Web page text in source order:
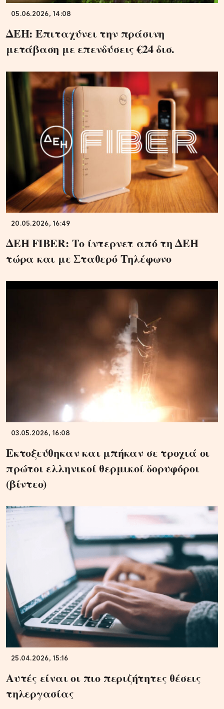
05.06.2026, 14:08
ΔΕΗ: Επιταχύνει την πράσινη
μετάβαση με επενδύσεις €24 δισ.
20.05.2026, 16:49
ΔΕΗ FIBER: Το ίντερνετ από τη ΔΕΗ
τώρα και με Σταθερό Τηλέφωνο
03.05.2026, 16:08
Εκτοξεύθηκαν και μπήκαν σε τροχιά οι
πρώτοι ελληνικοί θερμικοί δορυφόροι
(βίντεο)
25.04.2026, 15:16
Αυτές είναι οι πιο περιζήτητες θέσεις
τηλεργασίας